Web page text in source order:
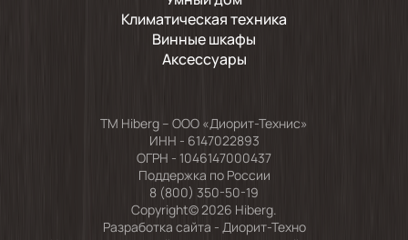
Климатическая техника
Винные шкафы
Аксессуары
TM Hiberg – ООО «Диорит-Технис»
ИНН - 6147022893
ОГРН - 1046147000437
Поддержка по России
8 (800) 350-50-19
Copyright© 2026 Hiberg.
Разработка сайта - Диорит-Техно